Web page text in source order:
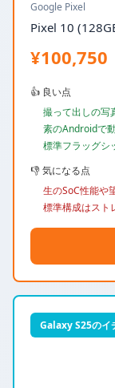
Google Pixel
Pixel 10
¥100,750
👍 良い点
撮って出しの写
素のAndroidで
標準フラッグシ
👎 気になる点
生のSoC性能や
標準構成はスト
Galaxy S25のイ